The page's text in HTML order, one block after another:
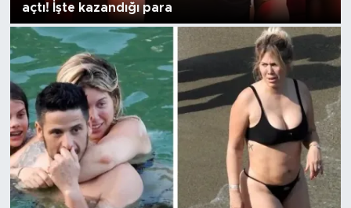
açtı! İşte kazandığı para